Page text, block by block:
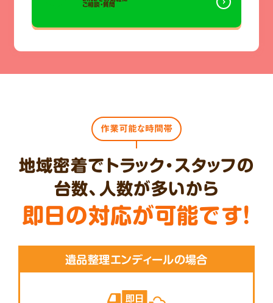
ご相談・質問
作業可能な時間帯
地域密着でトラック・スタッフの
台数、人数が多いから
即日の対応が可能です!
遺品整理エンディールの場合